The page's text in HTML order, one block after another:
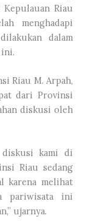
Riau
menghadapi
dalam
Riau M. Arpah,
dari Provinsi
diskusi oleh
diskusi kami di
Riau sedang
karena melihat
pariwisata ini
ujarnya.